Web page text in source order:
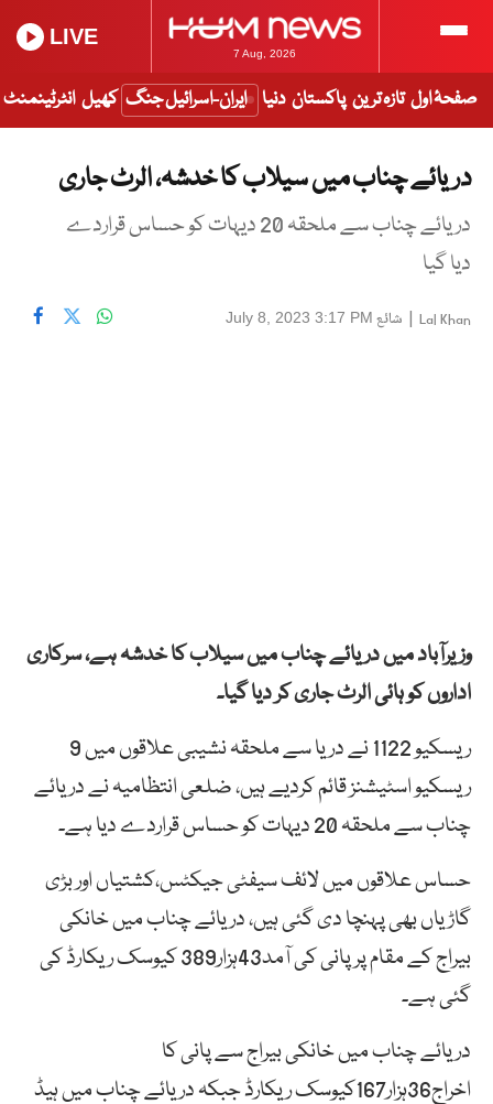
7 Aug, 2026
LIVE
صفحۂ اول تازہ ترین پاکستان دنیا ایران-اسرائیل جنگ کھیل انٹرٹینمنٹ
دریائے چناب میں سیلاب کا خدشہ، الرٹ جاری
دریائے چناب سے ملحقہ 20 دیہات کو حساس قراردے
دیا گیا
Lal Khan
| شائع July 8, 2023 3:17 PM
وزیرآباد میں دریائے چناب میں سیلاب کا خدشہ ہے، سرکاری
اداروں کو ہائی الرٹ جاری کر دیا گیا۔
ریسکیو 1122 نے دریا سے ملحقہ نشیبی علاقوں میں 9
ریسکیو اسٹیشنز قائم کردیے ہیں، ضلعی انتظامیہ نے دریائے
چناب سے ملحقہ 20 دیہات کو حساس قراردے دیا ہے۔
حساس علاقوں میں لائف سیفٹی جیکٹس،کشتیاں اور بڑی
گاڑیاں بھی پہنچا دی گئی ہیں، دریائے چناب میں خانکی
بیراج کے مقام پر پانی کی آمد43ہزار389 کیوسک ریکارڈ کی
گئی ہے۔
دریائے چناب میں خانکی بیراج سے پانی کا
اخراج36ہزار167کیوسک ریکارڈ جبکہ دریائے چناب میں ہیڈ